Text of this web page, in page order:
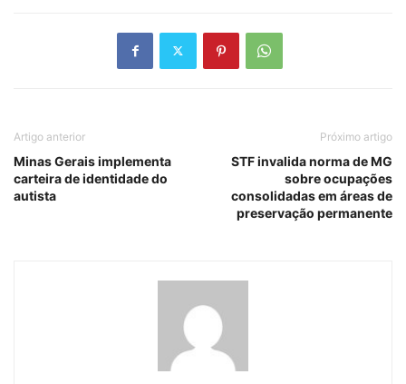
Artigo anterior
Minas Gerais implementa
carteira de identidade do
autista
Próximo artigo
STF invalida norma de MG
sobre ocupações
consolidadas em áreas de
preservação permanente